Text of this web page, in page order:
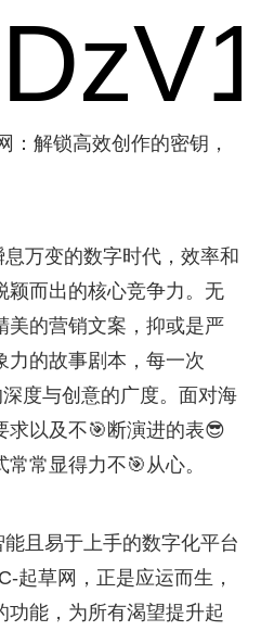
：解锁高效创作的密钥，
万变的数字时代，效率和
颖而出的核心竞争力。无
美的营销文案，抑或是严
力的故事剧本，每一次
度与创意的广度。面对海
求以及不🎯断演进的表😎
常显得力不🎯从心。
且易于上手的数字化平台
起草网，正是应运而生，
功能，为所有渴望提升起